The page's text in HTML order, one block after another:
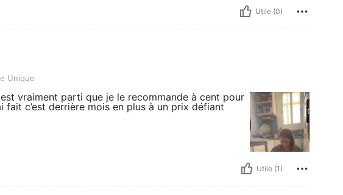
Utile (0)
Unique
vraiment parti que je le recommande à cent pour
fait c’est derrière mois en plus à un prix défiant
Utile (1)